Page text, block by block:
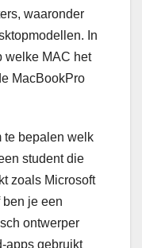
waaronder
In
welke MAC het
MacBookPro
te bepalen welk
student die
zoals Microsoft
ben je een
ontwerper
apps gebruikt